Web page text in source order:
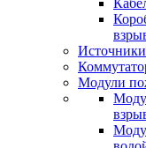
Модули